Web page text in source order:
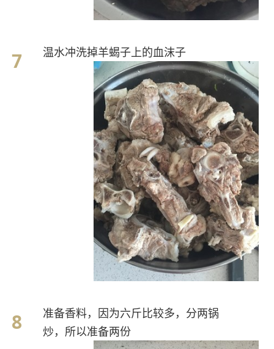
温水冲洗掉羊蝎子上的血沫子
准备香料，因为六斤比较多，分两锅
炒，所以准备两份